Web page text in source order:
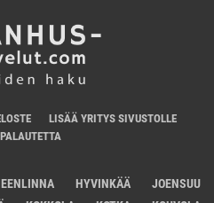
LISÄÄ YRITYS SIVUSTOLLE
HYVINKÄÄ
JOENSUU